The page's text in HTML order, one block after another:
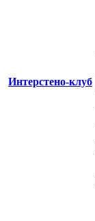
Интерстено-клуб